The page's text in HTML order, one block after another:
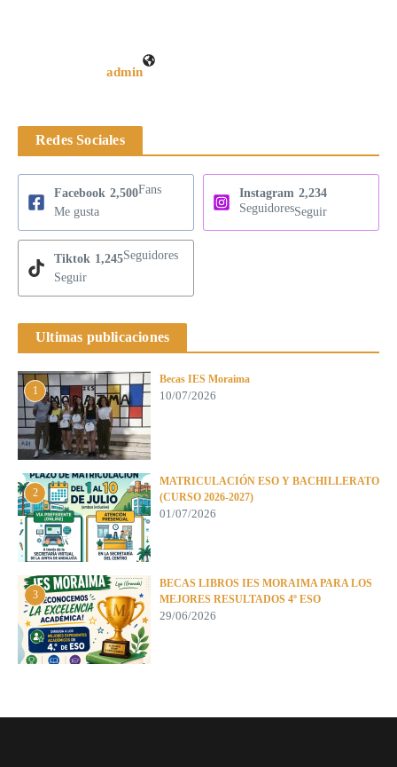
admin
Redes Sociales
Facebook 2,500Fans
Me gusta
Instagram 2,234
SeguidoresSeguir
Tiktok 1,245Seguidores
Seguir
Ultimas publicaciones
1
Becas IES Moraima
10/07/2026
2
MATRICULACIÓN ESO Y BACHILLERATO
(CURSO 2026-2027)
01/07/2026
3
BECAS LIBROS IES MORAIMA PARA LOS
MEJORES RESULTADOS 4º ESO
29/06/2026